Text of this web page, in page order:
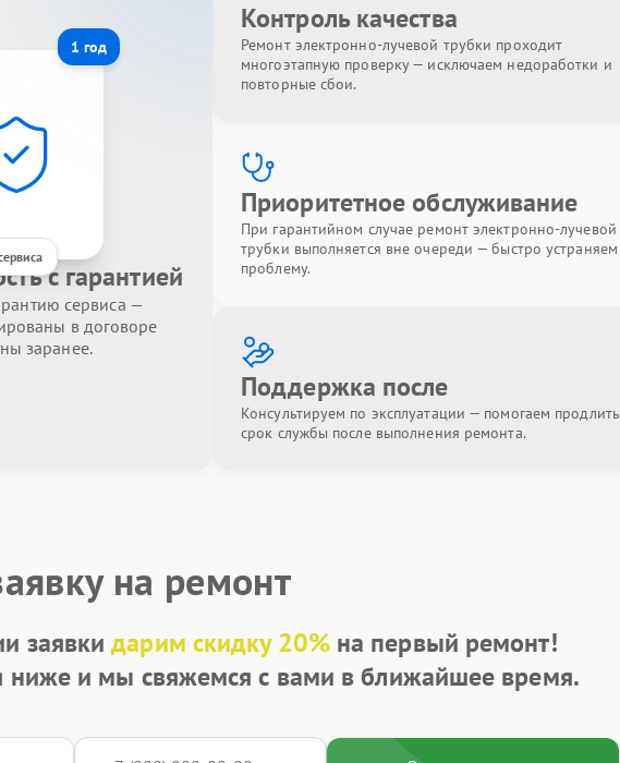
1 год
с гарантией
сервиса —
в договоре
заранее.
Контроль качества
Ремонт электронно-лучевой трубки проходит
многоэтапную проверку — исключаем недоработки и
повторные сбои.
Приоритетное обслуживание
При гарантийном случае ремонт электронно-лучевой
трубки выполняется вне очереди — быстро устраняем
проблему.
Поддержка после
Консультируем по эксплуатации — помогаем продлить
срок службы после выполнения ремонта.
на ремонт
заявкидарим скидку 20%на первый ремонт!
ниже и мы свяжемся с вами в ближайшее время.